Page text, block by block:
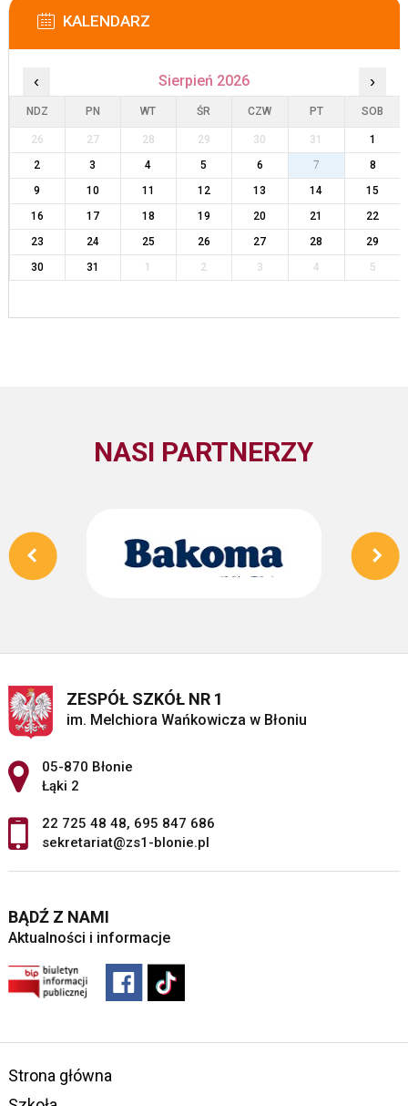
KALENDARZ
‹ Sierpień 2026 ›
NDZ PN WT ŚR CZW PT SOB
26 27 28 29 30 31
1
2
3 4 5 6 7
8
9
10 11 12 13 14
15
16
17 18 19 20 21
22
23
24 25 26 27 28
29
30
31 1 2 3 4 5
NASI PARTNERZY
ZESPÓŁ SZKÓŁ NR 1
im. Melchiora Wańkowicza w Błoniu
Adres pocztowy:
05-870 Błonie
Łąki 2
22 725 48 48, 695 847 686
sekretariat@zs1-blonie.pl
BĄDŹ Z NAMI
Aktualności i informacje
Strona główna